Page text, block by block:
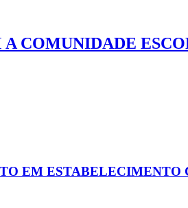
COMUNIDADE
EM ESTABELECIMENTO